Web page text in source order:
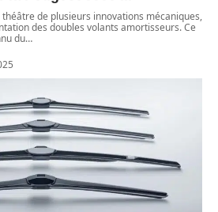
de plusieurs innovations mécaniques,
des doubles volants amortisseurs. Ce
du…